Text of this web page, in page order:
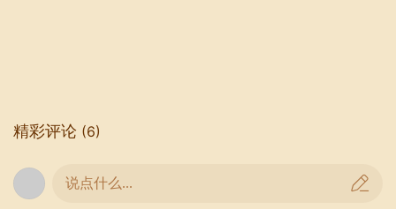
精彩评论 (6)
说点什么...